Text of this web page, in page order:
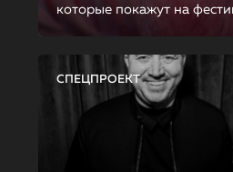
которые покажут на
СПЕЦПРОЕКТ